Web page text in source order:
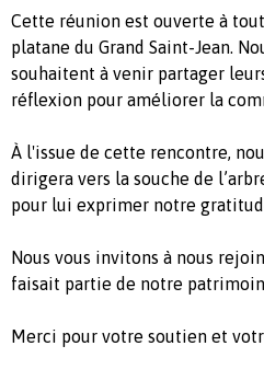
Cette réunion est ouverte à
platane du Grand Saint-Jean.
souhaitent à venir partager
réflexion pour améliorer la
À l'issue de cette rencontre,
dirigera vers la souche de
pour lui exprimer notre
Nous vous invitons à nous
faisait partie de notre
Merci pour votre soutien et